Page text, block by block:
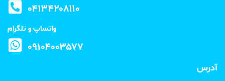
۰۴۱۳۴۲۰۸۱۱۰
واتساپ و تلگرام
۰۹۱۰۴۰۰۳۵۷۷
آدرس